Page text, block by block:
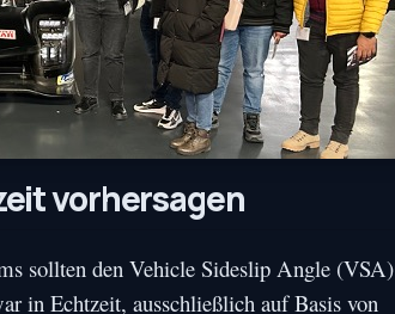
vorhersagen
sollten den Vehicle Sideslip Angle (VSA)
in Echtzeit, ausschließlich auf Basis von